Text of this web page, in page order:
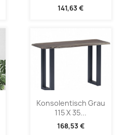
141,63 €
Konsolentisch Grau
115 X 35...
168,53 €